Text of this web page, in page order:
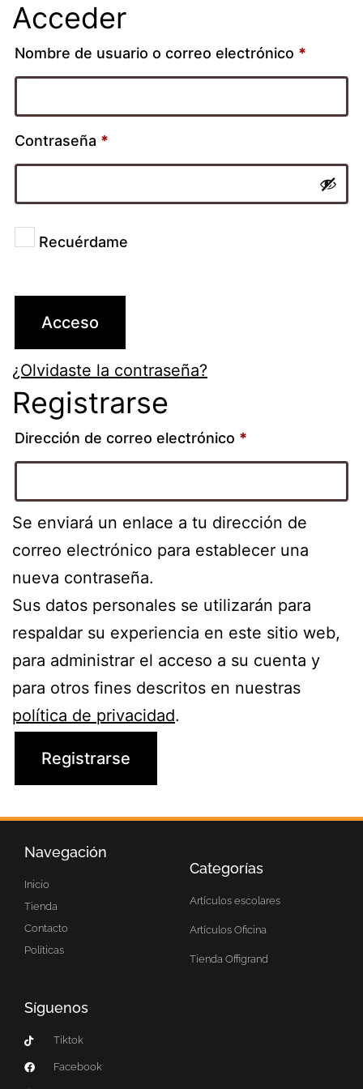
Acceder
Nombre de usuario o correo electrónico *
Contraseña *
Recuérdame
Acceso
¿Olvidaste la contraseña?
Registrarse
Dirección de correo electrónico *
Se enviará un enlace a tu dirección de
correo electrónico para establecer una
nueva contraseña.
Sus datos personales se utilizarán para
respaldar su experiencia en este sitio web,
para administrar el acceso a su cuenta y
para otros fines descritos en nuestras
política de privacidad.
Registrarse
Navegación
Inicio
Tienda
Contacto
Políticas
Categorías
Artículos escolares
Artículos Oficina
Tienda Offigrand
Síguenos
Tiktok
Facebook